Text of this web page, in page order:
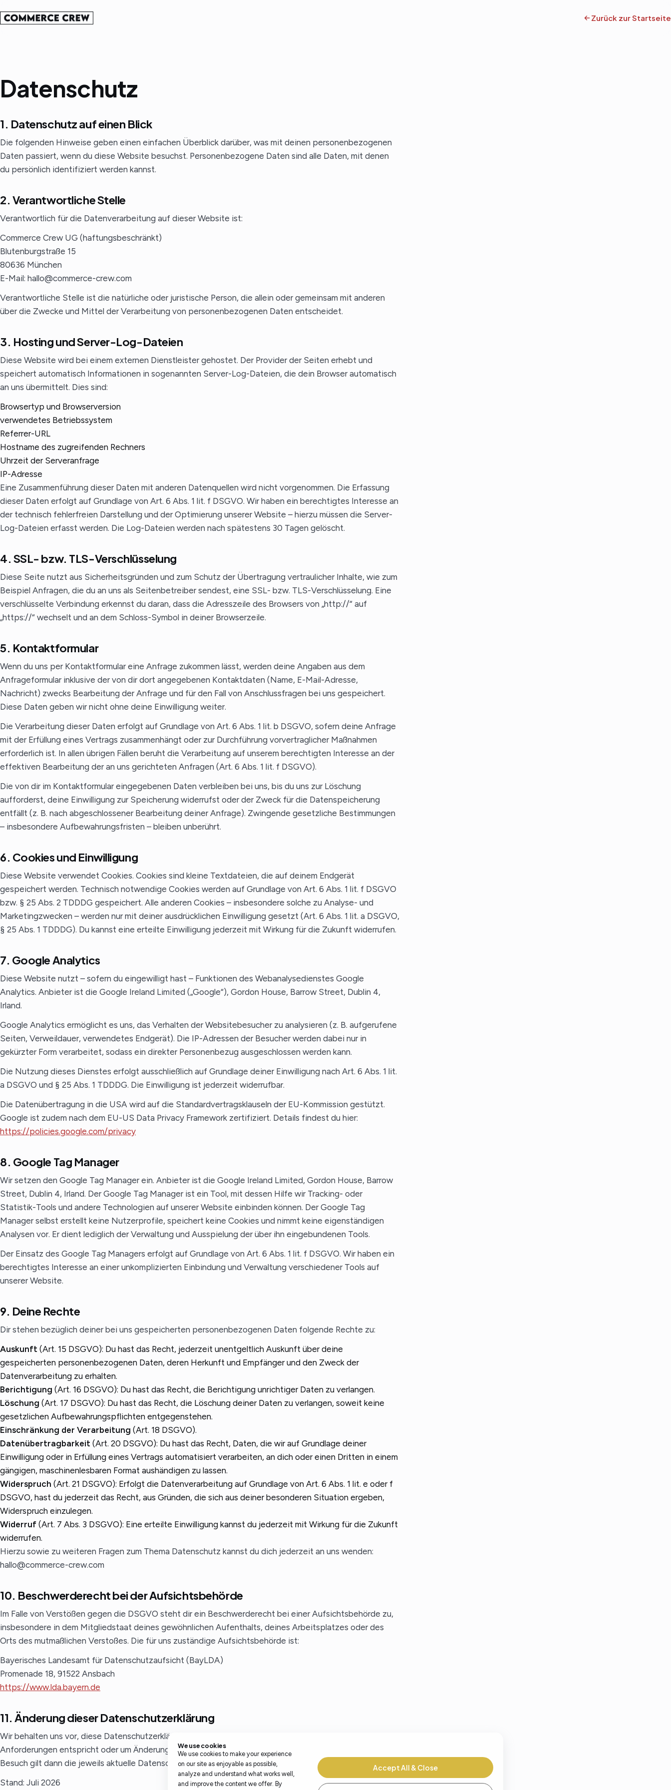
Zurück zur Startseite
Datenschutz
1. Datenschutz auf einen Blick
Die folgenden Hinweise geben einen einfachen Überblick darüber, was mit deinen personenbezogenen
Daten passiert, wenn du diese Website besuchst. Personenbezogene Daten sind alle Daten, mit denen
du persönlich identifiziert werden kannst.
2. Verantwortliche Stelle
Verantwortlich für die Datenverarbeitung auf dieser Website ist:
Commerce Crew UG (haftungsbeschränkt)
Blutenburgstraße 15
80636 München
E-Mail: hallo@commerce-crew.com
Verantwortliche Stelle ist die natürliche oder juristische Person, die allein oder gemeinsam mit anderen
über die Zwecke und Mittel der Verarbeitung von personenbezogenen Daten entscheidet.
3. Hosting und Server-Log-Dateien
Diese Website wird bei einem externen Dienstleister gehostet. Der Provider der Seiten erhebt und
speichert automatisch Informationen in sogenannten Server-Log-Dateien, die dein Browser automatisch
an uns übermittelt. Dies sind:
Browsertyp und Browserversion
verwendetes Betriebssystem
Referrer-URL
Hostname des zugreifenden Rechners
Uhrzeit der Serveranfrage
IP-Adresse
Eine Zusammenführung dieser Daten mit anderen Datenquellen wird nicht vorgenommen. Die Erfassung
dieser Daten erfolgt auf Grundlage von Art. 6 Abs. 1 lit. f DSGVO. Wir haben ein berechtigtes Interesse an
der technisch fehlerfreien Darstellung und der Optimierung unserer Website – hierzu müssen die Server-
Log-Dateien erfasst werden. Die Log-Dateien werden nach spätestens 30 Tagen gelöscht.
4. SSL- bzw. TLS-Verschlüsselung
Diese Seite nutzt aus Sicherheitsgründen und zum Schutz der Übertragung vertraulicher Inhalte, wie zum
Beispiel Anfragen, die du an uns als Seitenbetreiber sendest, eine SSL- bzw. TLS-Verschlüsselung. Eine
verschlüsselte Verbindung erkennst du daran, dass die Adresszeile des Browsers von „http://“ auf
„https://“ wechselt und an dem Schloss-Symbol in deiner Browserzeile.
5. Kontaktformular
Wenn du uns per Kontaktformular eine Anfrage zukommen lässt, werden deine Angaben aus dem
Anfrageformular inklusive der von dir dort angegebenen Kontaktdaten (Name, E-Mail-Adresse,
Nachricht) zwecks Bearbeitung der Anfrage und für den Fall von Anschlussfragen bei uns gespeichert.
Diese Daten geben wir nicht ohne deine Einwilligung weiter.
Die Verarbeitung dieser Daten erfolgt auf Grundlage von Art. 6 Abs. 1 lit. b DSGVO, sofern deine Anfrage
mit der Erfüllung eines Vertrags zusammenhängt oder zur Durchführung vorvertraglicher Maßnahmen
erforderlich ist. In allen übrigen Fällen beruht die Verarbeitung auf unserem berechtigten Interesse an der
effektiven Bearbeitung der an uns gerichteten Anfragen (Art. 6 Abs. 1 lit. f DSGVO).
Die von dir im Kontaktformular eingegebenen Daten verbleiben bei uns, bis du uns zur Löschung
aufforderst, deine Einwilligung zur Speicherung widerrufst oder der Zweck für die Datenspeicherung
entfällt (z. B. nach abgeschlossener Bearbeitung deiner Anfrage). Zwingende gesetzliche Bestimmungen
– insbesondere Aufbewahrungsfristen – bleiben unberührt.
6. Cookies und Einwilligung
Diese Website verwendet Cookies. Cookies sind kleine Textdateien, die auf deinem Endgerät
gespeichert werden. Technisch notwendige Cookies werden auf Grundlage von Art. 6 Abs. 1 lit. f DSGVO
bzw. § 25 Abs. 2 TDDDG gespeichert. Alle anderen Cookies – insbesondere solche zu Analyse- und
Marketingzwecken – werden nur mit deiner ausdrücklichen Einwilligung gesetzt (Art. 6 Abs. 1 lit. a DSGVO,
§ 25 Abs. 1 TDDDG). Du kannst eine erteilte Einwilligung jederzeit mit Wirkung für die Zukunft widerrufen.
7. Google Analytics
Diese Website nutzt – sofern du eingewilligt hast – Funktionen des Webanalysedienstes Google
Analytics. Anbieter ist die Google Ireland Limited („Google“), Gordon House, Barrow Street, Dublin 4,
Irland.
Google Analytics ermöglicht es uns, das Verhalten der Websitebesucher zu analysieren (z. B. aufgerufene
Seiten, Verweildauer, verwendetes Endgerät). Die IP-Adressen der Besucher werden dabei nur in
gekürzter Form verarbeitet, sodass ein direkter Personenbezug ausgeschlossen werden kann.
Die Nutzung dieses Dienstes erfolgt ausschließlich auf Grundlage deiner Einwilligung nach Art. 6 Abs. 1 lit.
a DSGVO und § 25 Abs. 1 TDDDG. Die Einwilligung ist jederzeit widerrufbar.
Die Datenübertragung in die USA wird auf die Standardvertragsklauseln der EU-Kommission gestützt.
Google ist zudem nach dem EU-US Data Privacy Framework zertifiziert. Details findest du hier:
https://policies.google.com/privacy
8. Google Tag Manager
Wir setzen den Google Tag Manager ein. Anbieter ist die Google Ireland Limited, Gordon House, Barrow
Street, Dublin 4, Irland. Der Google Tag Manager ist ein Tool, mit dessen Hilfe wir Tracking- oder
Statistik-Tools und andere Technologien auf unserer Website einbinden können. Der Google Tag
Manager selbst erstellt keine Nutzerprofile, speichert keine Cookies und nimmt keine eigenständigen
Analysen vor. Er dient lediglich der Verwaltung und Ausspielung der über ihn eingebundenen Tools.
Der Einsatz des Google Tag Managers erfolgt auf Grundlage von Art. 6 Abs. 1 lit. f DSGVO. Wir haben ein
berechtigtes Interesse an einer unkomplizierten Einbindung und Verwaltung verschiedener Tools auf
unserer Website.
9. Deine Rechte
Dir stehen bezüglich deiner bei uns gespeicherten personenbezogenen Daten folgende Rechte zu:
Auskunft (Art. 15 DSGVO): Du hast das Recht, jederzeit unentgeltlich Auskunft über deine
gespeicherten personenbezogenen Daten, deren Herkunft und Empfänger und den Zweck der
Datenverarbeitung zu erhalten.
Berichtigung (Art. 16 DSGVO): Du hast das Recht, die Berichtigung unrichtiger Daten zu verlangen.
Löschung (Art. 17 DSGVO): Du hast das Recht, die Löschung deiner Daten zu verlangen, soweit keine
gesetzlichen Aufbewahrungspflichten entgegenstehen.
Einschränkung der Verarbeitung (Art. 18 DSGVO).
Datenübertragbarkeit (Art. 20 DSGVO): Du hast das Recht, Daten, die wir auf Grundlage deiner
Einwilligung oder in Erfüllung eines Vertrags automatisiert verarbeiten, an dich oder einen Dritten in einem
gängigen, maschinenlesbaren Format aushändigen zu lassen.
Widerspruch (Art. 21 DSGVO): Erfolgt die Datenverarbeitung auf Grundlage von Art. 6 Abs. 1 lit. e oder f
DSGVO, hast du jederzeit das Recht, aus Gründen, die sich aus deiner besonderen Situation ergeben,
Widerspruch einzulegen.
Widerruf (Art. 7 Abs. 3 DSGVO): Eine erteilte Einwilligung kannst du jederzeit mit Wirkung für die Zukunft
widerrufen.
Hierzu sowie zu weiteren Fragen zum Thema Datenschutz kannst du dich jederzeit an uns wenden:
hallo@commerce-crew.com
10. Beschwerderecht bei der Aufsichtsbehörde
Im Falle von Verstößen gegen die DSGVO steht dir ein Beschwerderecht bei einer Aufsichtsbehörde zu,
insbesondere in dem Mitgliedstaat deines gewöhnlichen Aufenthalts, deines Arbeitsplatzes oder des
Orts des mutmaßlichen Verstoßes. Die für uns zuständige Aufsichtsbehörde ist:
Bayerisches Landesamt für Datenschutzaufsicht (BayLDA)
Promenade 18, 91522 Ansbach
https://www.lda.bayern.de
11. Änderung dieser Datenschutzerklärung
Wir behalten uns vor, diese Datenschutzerklärung anzupassen, damit sie stets den aktuellen rechtlichen
Anforderungen entspricht oder um Änderungen unserer Leistungen umzusetzen. Für deinen erneuten
Besuch gilt dann die jeweils aktuelle Datenschutzerklärung.
Stand: Juli 2026
We use cookies
We use cookies to make your experience
on our site as enjoyable as possible,
analyze and understand what works well,
and improve the content we offer. By
Accept All & Close